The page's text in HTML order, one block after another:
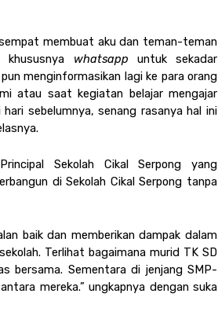
membuat aku dan teman-teman
khususnya whatsapp untuk sekadar
menginformasikan lagi ke para orang
atau saat kegiatan belajar mengajar
sebelumnya, senang rasanya hal ini
Sekolah Cikal Serpong yang
di Sekolah Cikal Serpong tanpa
baik dan memberikan dampak dalam
Terlihat bagaimana murid TK SD
bersama. Sementara di jenjang SMP-
mereka.” ungkapnya dengan suka